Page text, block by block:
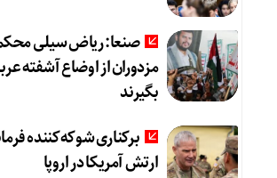
صنعا: ریاض سیلی
مزدوران از اوضاع آشفته
بگیرند
برکناری شوکه‌کننده
ارتش آمریکا در اروپا